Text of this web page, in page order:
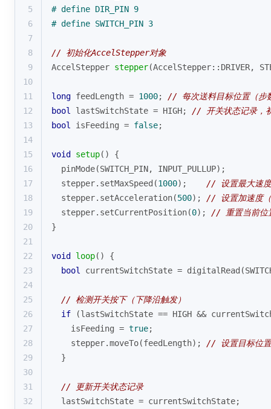
5
# define DIR_PIN 9
6
# define SWITCH_PIN 3
7
8
// 初始化AccelStepper对象
9
AccelStepper stepper(AccelStepper::DRIVER,
10
11
long feedLength = 1000; // 每次送料目标位置（步
12
bool lastSwitchState = HIGH; // 开关状态记录，
13
bool isFeeding = false;
14
15
void setup()
{
16
pinMode(SWITCH_PIN, INPUT_PULLUP);
17
  stepper.
setMaxSpeed (1000); // 设置最大速
18
  stepper.
setAcceleration(500); // 设置加速度
19
  stepper.
setCurrentPosition(0); // 重置当前位
20
}
21
22
void loop()
{
23
bool currentSwitchState = digitalRead
24
25
// 检测开关按下（下降沿触发）
26
if (lastSwitchState == HIGH &&
27
    isFeeding =
true;
28
    stepper.
moveTo(feedLength); // 设置目标位置
29
  }
30
31
// 更新开关状态记录
32
  lastSwitchState = currentSwitchState;